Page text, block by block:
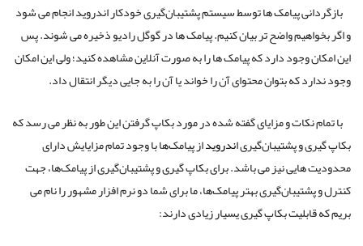
بازگردانی پیامک ها توسط سیستم پشتیبان‌گیری خودکار اندروید انجام می شود
و اگر بخواهیم واضح تر بیان کنیم. پیامک ها در گوگل رادیو ذخیره می شوند. پس
این امکان وجود دارد که پیامک ها را به صورت آنلاین مشاهده کنید؛ ولی این امکان
وجود ندارد که بتوان محتوای آن را خواند یا آن را به جایی دیگر انتقال داد.
با تمام نکات و مزایای گفته شده در مورد بکاپ گرفتن این طور به نظر می رسد که
بکاپ گیری و پشتیبان‌گیری اندرویداز پیامک‌ها با وجود تمام مزایایش دارای
محدودیت هایی نیز می باشد. برای بکاپ گیری و پشتیبان‌گیری از پیامک‌ها، جهت
کنترل و پشتیبان‌گیری بهتر پیامک‌ها، ما برای شما دو نرم افزار مشهور را نام می
بریم که قابلیت بکاپ گیری یسیار زیادی دارند: